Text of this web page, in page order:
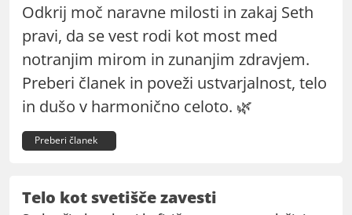
Odkrij moč naravne milosti in zakaj Seth
pravi, da se vest rodi kot most med
notranjim mirom in zunanjim zdravjem.
Preberi članek in poveži ustvarjalnost, telo
in dušo v harmonično celoto. 🌿
Preberi članek
Telo kot svetišče zavesti